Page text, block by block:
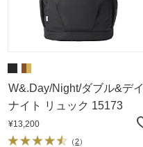
W&.Day/Night/ダブル&デイ
ナイト リュック 15173
¥13,200
（2）